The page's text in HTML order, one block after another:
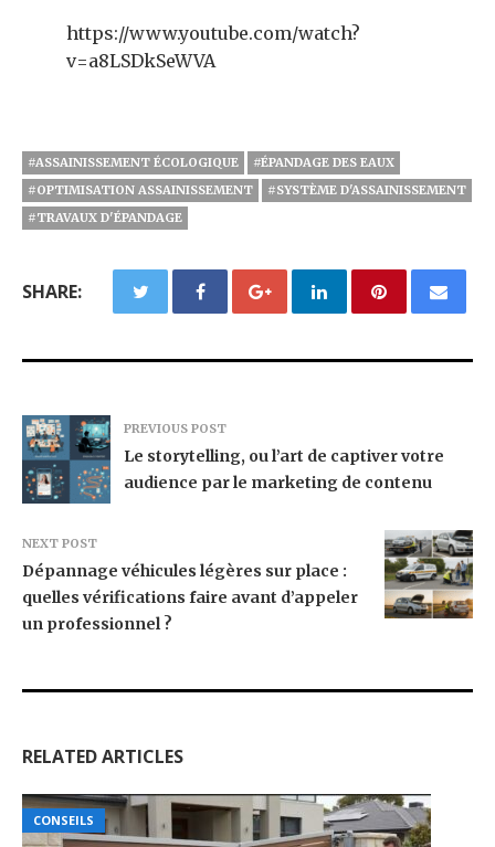
https://www.youtube.com/watch?
v=a8LSDkSeWVA
#ASSAINISSEMENT ÉCOLOGIQUE
#ÉPANDAGE DES EAUX
#OPTIMISATION ASSAINISSEMENT
#SYSTÈME D'ASSAINISSEMENT
#TRAVAUX D'ÉPANDAGE
SHARE:
PREVIOUS POST
Le storytelling, ou l’art de captiver votre
audience par le marketing de contenu
NEXT POST
Dépannage véhicules légères sur place :
quelles vérifications faire avant d’appeler
un professionnel ?
RELATED ARTICLES
CONSEILS